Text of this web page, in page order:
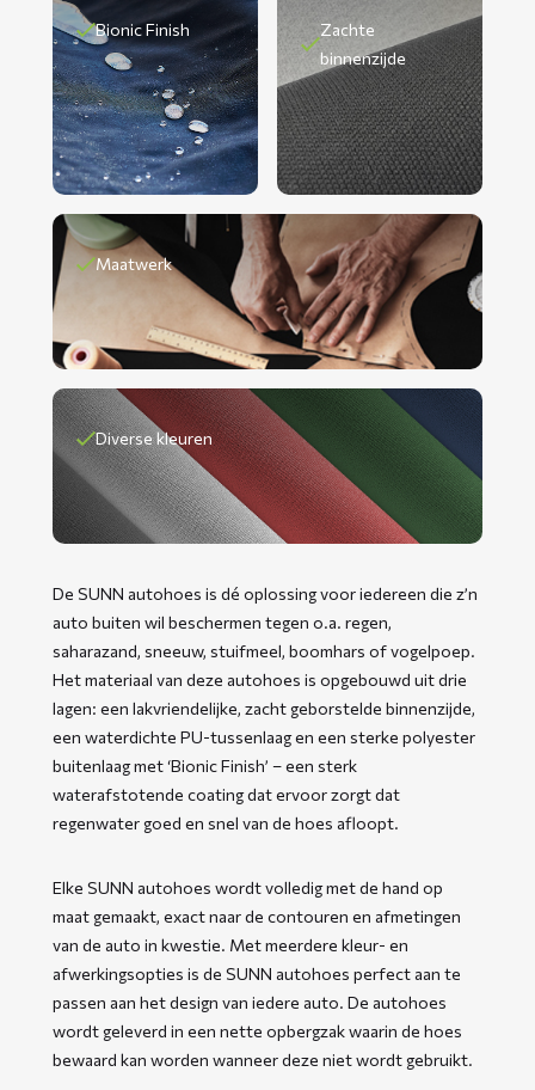
Bionic Finish
Zachte
binnenzijde
Maatwerk
Diverse kleuren
De SUNN autohoes is dé oplossing voor iedereen die z’n
auto buiten wil beschermen tegen o.a. regen,
saharazand, sneeuw, stuifmeel, boomhars of vogelpoep.
Het materiaal van deze autohoes is opgebouwd uit drie
lagen: een lakvriendelijke, zacht geborstelde binnenzijde,
een waterdichte PU-tussenlaag en een sterke polyester
buitenlaag met ‘Bionic Finish’ – een sterk
waterafstotende coating dat ervoor zorgt dat
regenwater goed en snel van de hoes afloopt.
Elke SUNN autohoes wordt volledig met de hand op
maat gemaakt, exact naar de contouren en afmetingen
van de auto in kwestie. Met meerdere kleur- en
afwerkingsopties is de SUNN autohoes perfect aan te
passen aan het design van iedere auto. De autohoes
wordt geleverd in een nette opbergzak waarin de hoes
bewaard kan worden wanneer deze niet wordt gebruikt.